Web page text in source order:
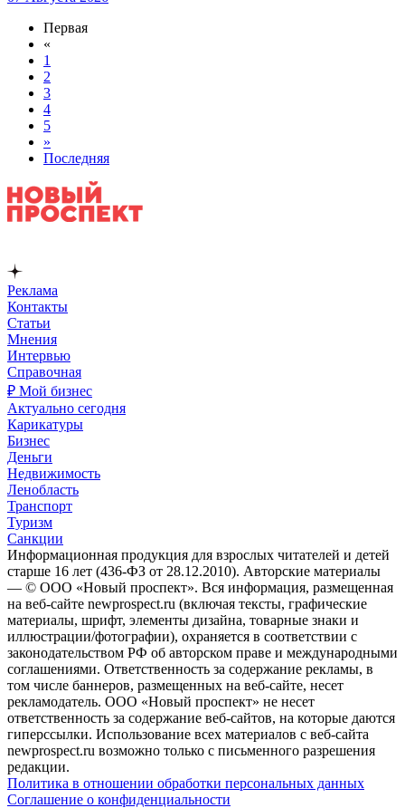
Первая
«
1
2
3
4
5
»
Последняя
Реклама
Контакты
Статьи
Мнения
Интервью
Справочная
₽ Мой бизнес
Актуально сегодня
Карикатуры
Бизнес
Деньги
Недвижимость
Ленобласть
Транспорт
Туризм
Санкции
Информационная продукция для взрослых читателей и детей
старше 16 лет (436-ФЗ от 28.12.2010). Авторские материалы
— © ООО «Новый проспект». Вся информация, размещенная
на веб-сайте newprospect.ru (включая тексты, графические
материалы, шрифт, элементы дизайна, товарные знаки и
иллюстрации/фотографии), охраняется в соответствии с
законодательством РФ об авторском праве и международными
соглашениями. Ответственность за содержание рекламы, в
том числе баннеров, размещенных на веб-сайте, несет
рекламодатель. ООО «Новый проспект» не несет
ответственность за содержание веб-сайтов, на которые даются
гиперссылки. Использование всех материалов с веб-сайта
newprospect.ru возможно только с письменного разрешения
редакции.
Политика в отношении обработки персональных данных
Соглашение о конфиденциальности